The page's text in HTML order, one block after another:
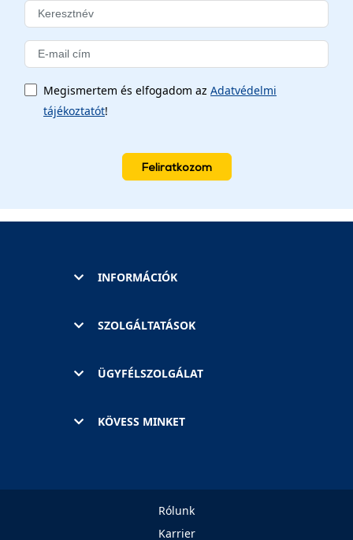
Megismertem és elfogadom az Adatvédelmi
tájékoztatót!
Feliratkozom
INFORMÁCIÓK
SZOLGÁLTATÁSOK
ÜGYFÉLSZOLGÁLAT
KÖVESS MINKET
Rólunk
Karrier